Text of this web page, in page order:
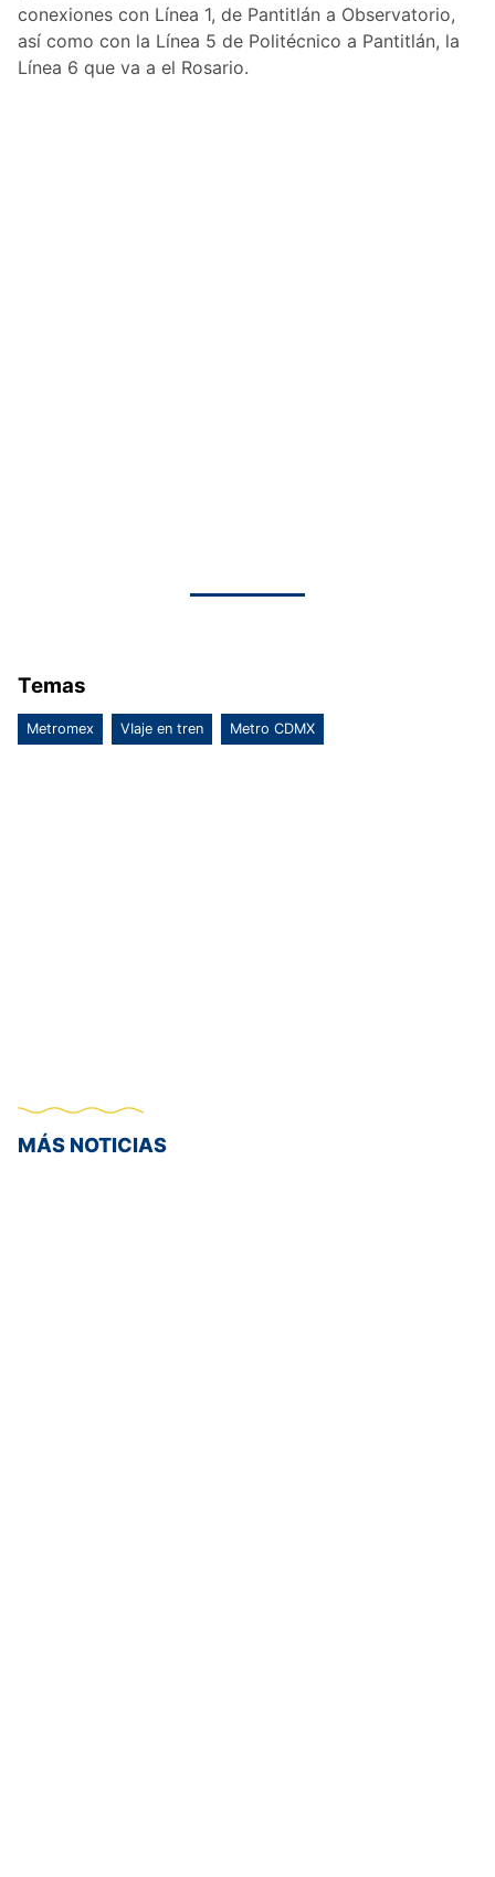
conexiones con Línea 1, de Pantitlán a Observatorio,
así como con la Línea 5 de Politécnico a Pantitlán, la
Línea 6 que va a el Rosario.
Temas
Metromex VIaje en tren Metro CDMX
MÁS NOTICIAS